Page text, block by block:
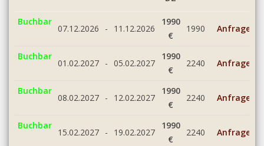
Buchbar
07.12.2026 - 11.12.2026
1990
€
1990 Anfrage
Buchbar
01.02.2027 - 05.02.2027
1990
€
2240 Anfrage
Buchbar
08.02.2027 - 12.02.2027
1990
€
2240 Anfrage
Buchbar
15.02.2027 - 19.02.2027
1990
€
2240 Anfrage